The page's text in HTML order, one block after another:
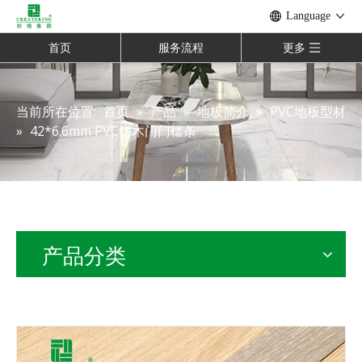
Language
首页 服务流程 更多
当前所在位置: 首页 » 产品 » 地板简介 » PVC地板型材
» 42*6.6mm PVC仿木门门槛条
产品分类